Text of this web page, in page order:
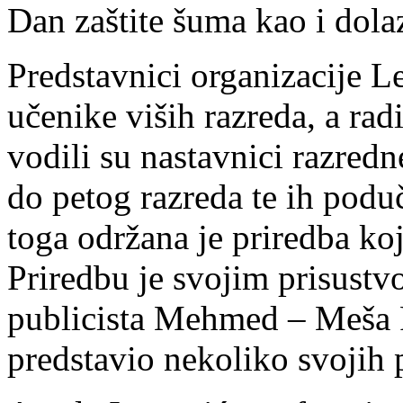
Dan zaštite šuma kao i
Predstavnici organizacije
učenike viših razreda, a
vodili su nastavnici
do petog razreda te ih
toga održana je priredba
Priredbu je svojim
publicista Mehmed –
predstavio nekoliko svojih